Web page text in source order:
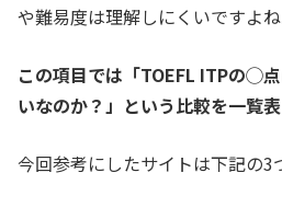
や難易度は理解しにくいですよね
この項目では「TOEFL ITPの◯
いなのか？」という比較を一覧表
今回参考にしたサイトは下記の3